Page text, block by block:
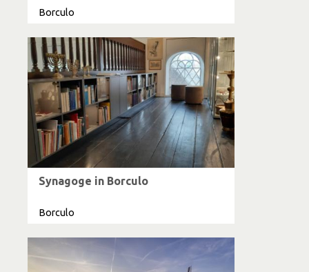
Borculo
Synagoge in Borculo
Borculo